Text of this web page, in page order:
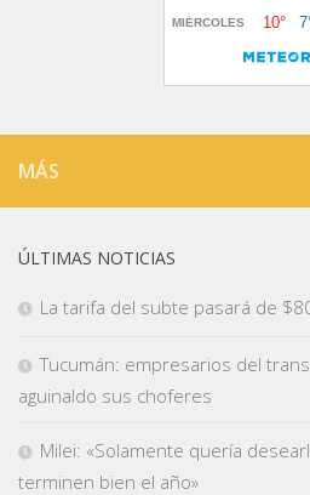
MÁS
ÚLTIMAS NOTICIAS
La tarifa del subte pasará de
Tucumán: empresarios del
aguinaldo sus choferes
Milei: «Solamente quería
terminen bien el año»